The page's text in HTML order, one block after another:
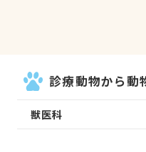
診療動物から動
獣医科